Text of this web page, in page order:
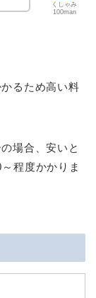
くしゃみ
100man
るため高い料
場合、安いと
程度かかりま